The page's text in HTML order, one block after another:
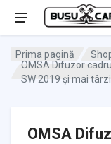
Prima pagină
OMSA Difuzor
SW 2019 și mai
OMSA